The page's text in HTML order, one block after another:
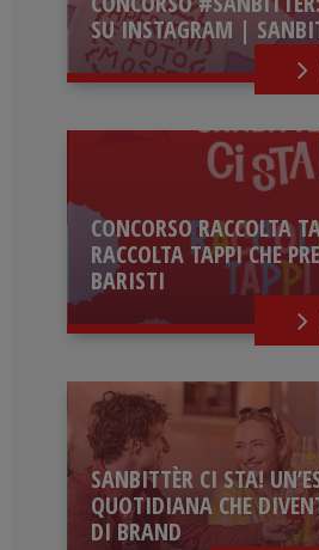
SU INSTAGRAM |
CONCORSO RACCOLTA
RACCOLTA TAPPI CHE
BARISTI
SANBITTÈR CI STA!
QUOTIDIANA CHE
DI BRAND